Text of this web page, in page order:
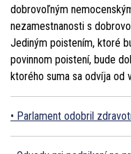
dobrovoľným
nezamestnanosti s
Jediným poistením, ktoré
povinnom poistení, bude
ktorého suma sa odvíja od
Parlament odobril